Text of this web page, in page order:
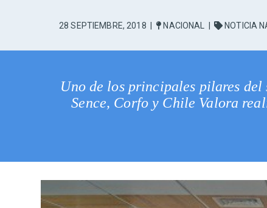
28 SEPTIEMBRE, 2018 NACIONAL NOTICIA
Uno de los principales pilares del
Sence, Corfo y Chile Valora